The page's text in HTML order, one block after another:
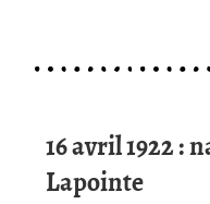
16 avril 1922 :
Lapointe